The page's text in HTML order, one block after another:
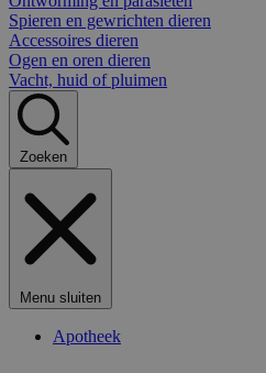
Spieren en gewrichten dieren
Accessoires dieren
Ogen en oren dieren
Vacht, huid of pluimen
Zoeken
Menu sluiten
Apotheek